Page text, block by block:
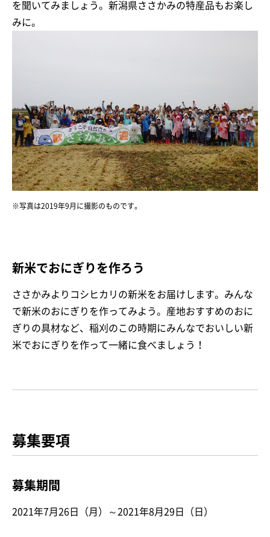
を聞いてみましょう。新潟県ささかみの特産品もお楽し
みに。
※写真は2019年9月に撮影のものです。
新米でおにぎりを作ろう
ささかみよりコシヒカリの新米をお届けします。みんな
で新米のおにぎりを作ってみよう。産地おすすめのおに
ぎりの具材など、稲刈のこの時期にみんなでおいしい新
米でおにぎりを作って一緒に食べましょう！
募集要項
募集期間
2021年7月26日（月）～2021年8月29日（日）